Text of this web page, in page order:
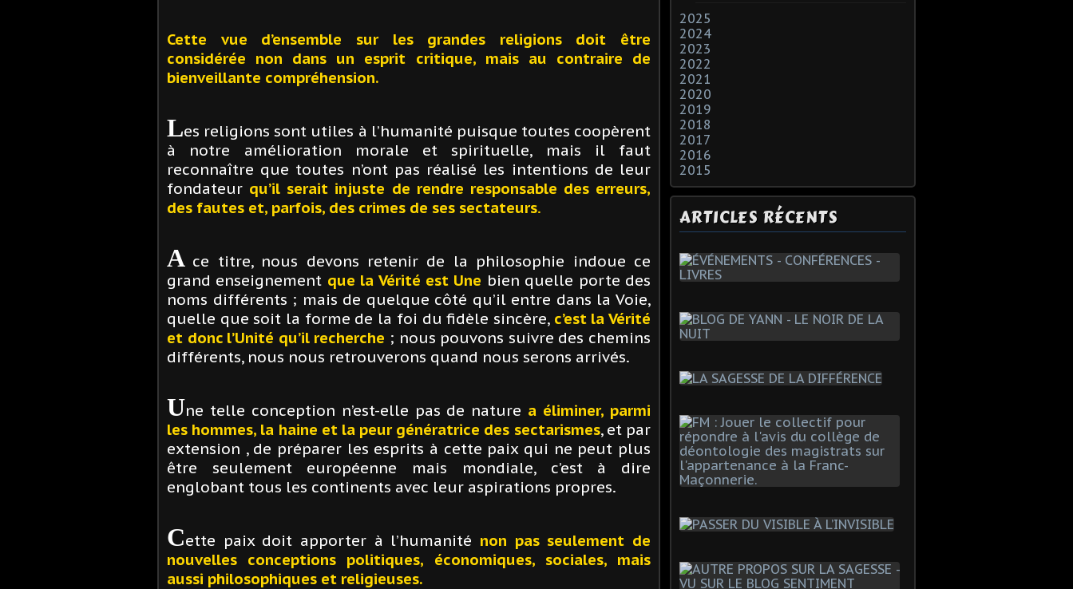
Cette vue d’ensemble sur les grandes religions doit être
considérée non dans un esprit critique, mais au contraire de
bienveillante compréhension.
Les religions sont utiles à l’humanité puisque toutes coopèrent
à notre amélioration morale et spirituelle, mais il faut
reconnaître que toutes n’ont pas réalisé les intentions de leur
fondateur qu’il serait injuste de rendre responsable des erreurs,
des fautes et, parfois, des crimes de ses sectateurs.
A ce titre, nous devons retenir de la philosophie indoue ce
grand enseignement que la Vérité est Une bien quelle porte des
noms différents ; mais de quelque côté qu’il entre dans la Voie,
quelle que soit la forme de la foi du fidèle sincère, c’est la Vérité
et donc l’Unité qu’il recherche ; nous pouvons suivre des chemins
différents, nous nous retrouverons quand nous serons arrivés.
Une telle conception n’est-elle pas de nature a éliminer, parmi
les hommes, la haine et la peur génératrice des sectarismes, et par
extension , de préparer les esprits à cette paix qui ne peut plus
être seulement européenne mais mondiale, c’est à dire
englobant tous les continents avec leur aspirations propres.
Cette paix doit apporter à l’humanité non pas seulement de
nouvelles conceptions politiques, économiques, sociales, mais
aussi philosophiques et religieuses.
2025
2024
2023
2022
2021
2020
2019
2018
2017
2016
2015
ARTICLES RÉCENTS